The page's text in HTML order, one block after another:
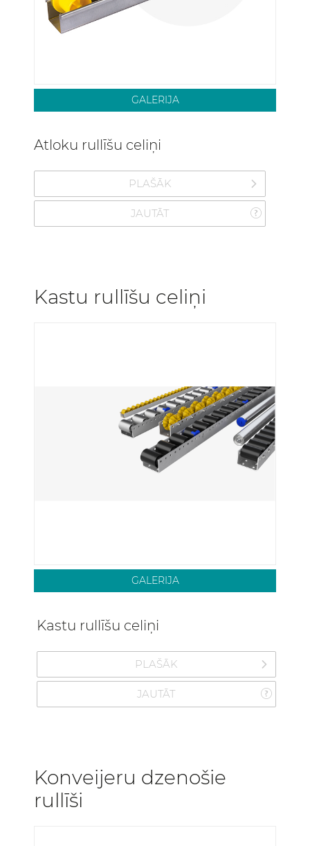
Atloku rullīšu celiņi
PLAŠĀK
JAUTĀT
GALERIJA
Kastu rullīšu celiņi
Kastu rullīšu celiņi
PLAŠĀK
JAUTĀT
GALERIJA
Konveijeru dzenošie
rullīši